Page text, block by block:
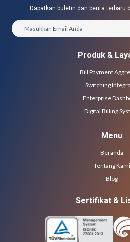
Dapatkan buletin dan berita terbaru
Produk &
Bill Payment
Switching
Enterprise
Digital Billing
Menu
Beranda
Tentang Kami
Blog
Sertifikat &